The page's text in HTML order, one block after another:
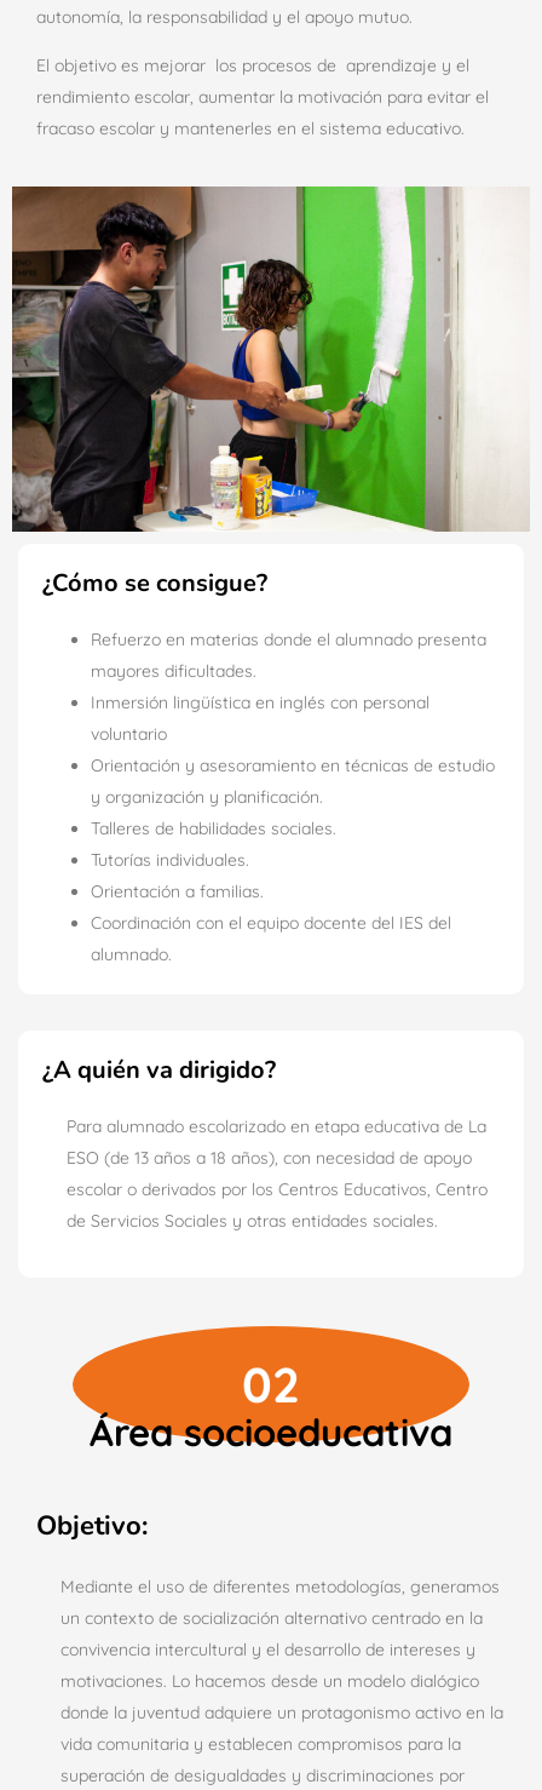
autonomía, la responsabilidad y el apoyo mutuo.
El objetivo es mejorar los procesos de aprendizaje y el
rendimiento escolar, aumentar la motivación para evitar el
fracaso escolar y mantenerles en el sistema educativo.
¿Cómo se consigue?
Refuerzo en materias donde el alumnado presenta
mayores dificultades.
Inmersión lingüística en inglés con personal
voluntario
Orientación y asesoramiento en técnicas de estudio
y organización y planificación.
Talleres de habilidades sociales.
Tutorías individuales.
Orientación a familias.
Coordinación con el equipo docente del IES del
alumnado.
¿A quién va dirigido?
Para alumnado escolarizado en etapa educativa de La
ESO (de 13 años a 18 años), con necesidad de apoyo
escolar o derivados por los Centros Educativos, Centro
de Servicios Sociales y otras entidades sociales.
02
Área socioeducativa
Objetivo:
Mediante el uso de diferentes metodologías, generamos
un contexto de socialización alternativo centrado en la
convivencia intercultural y el desarrollo de intereses y
motivaciones. Lo hacemos desde un modelo dialógico
donde la juventud adquiere un protagonismo activo en la
vida comunitaria y establecen compromisos para la
superación de desigualdades y discriminaciones por